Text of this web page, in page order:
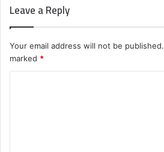
Leave a Reply
Your email address will not be published.
marked *